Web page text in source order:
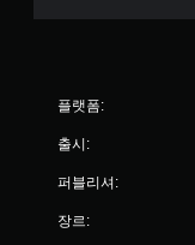
플랫폼:
출시:
퍼블리셔:
장르: